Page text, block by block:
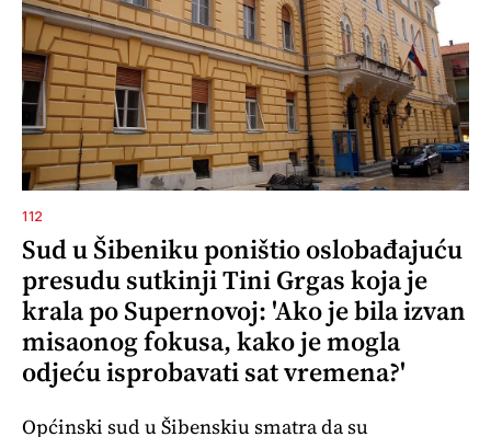
112
Sud u Šibeniku poništio oslobađajuću
presudu sutkinji Tini Grgas koja je
krala po Supernovoj: 'Ako je bila izvan
misaonog fokusa, kako je mogla
odjeću isprobavati sat vremena?'
Općinski sud u Šibenskiu smatra da su